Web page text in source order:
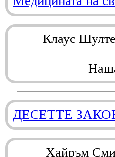
Клаус
ДЕСЕТТЕ
Хайръм